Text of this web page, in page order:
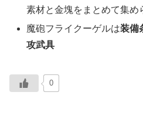
素材と金塊をまとめて集め
魔砲フライクーゲルは装備
攻武具
0